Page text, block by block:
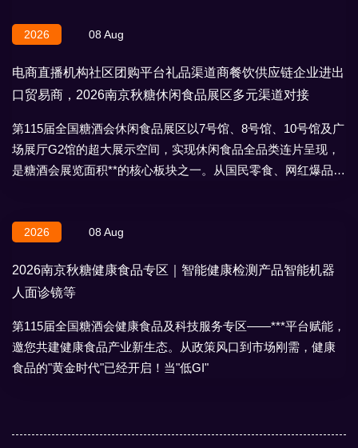
2026 08 Aug
电商直播机构社区团购平台礼品渠道商餐饮供应链企业进出
口贸易商，2026南京秋糖休闲食品展区多元渠道对接
第115届全国糖酒会休闲食品展区以7号馆、8号馆、10号馆及广
场展厅G2馆的超大展示空间，实现休闲食品全品类连片呈现，
是糖酒会展览面积**的核心板块之一。从国民零食、网红爆品到
2026 08 Aug
2026南京秋糖健康食品专区｜智能健康检测产品智能机器
人面诊镜等
第115届全国糖酒会健康食品及科技服务专区——***平台赋能，
邀您共建健康食品产业新生态。从政策风口到市场刚需，健康
食品的"黄金时代"已经开启！当"低GI"